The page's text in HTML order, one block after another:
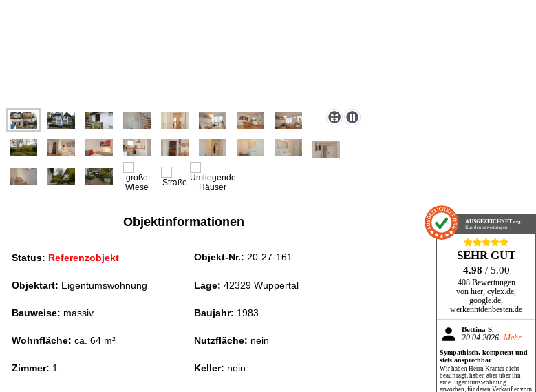
Objektinformationen
Status: Referenzobjekt
Objektart: Eigentumswohnung
Bauweise: massiv
Wohnfläche: ca. 64 m²
Zimmer: 1
Objekt-Nr.: 20-27-161
Lage: 42329 Wuppertal
Baujahr: 1983
Nutzfläche: nein
Keller: nein
AUSGEZEICHNET .org
Kundenbewertungen
SEHR GUT
4.98 / 5.00
408 Bewertungen
von hier, cylex.de,
google.de,
werkenntdenbesten.de
Bettina S.
20.04.2026 Mehr
Sympathisch, kompetent und
stets ansprechbar
Wir haben Herrn Kramer nicht
beauftragt, haben aber über ihn
eine Eigentumswohnung
erworben, für deren Verkauf er vom